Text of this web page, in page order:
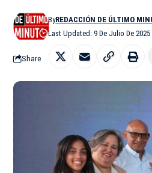
Last Updated: 9 De Julio De 2025
ByREDACCIÓN DE ÚLTIMO
Share